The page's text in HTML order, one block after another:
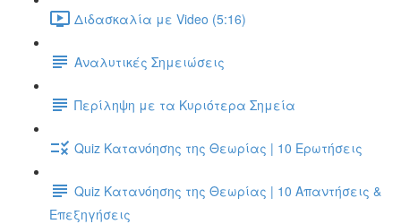
Διδασκαλία με Video (5:16)
Αναλυτικές Σημειώσεις
Περίληψη με τα Κυριότερα Σημεία
Quiz Κατανόησης της Θεωρίας | 10 Ερωτήσεις
Quiz Κατανόησης της Θεωρίας | 10 Απαντήσεις &
Επεξηγήσεις